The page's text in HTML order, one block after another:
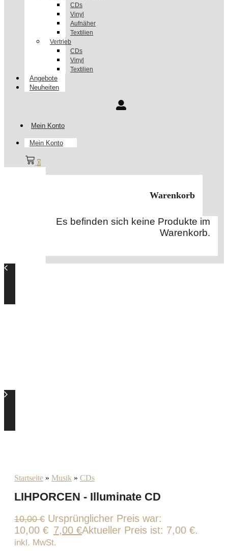
CDs
Vinyl
Aufnäher
Textilien
Vertrieb
CDs
Vinyl
Textilien
Angebote
Neuheiten
Mein Konto
Mein Konto
0
Warenkorb
Es befinden sich keine Produkte im
Warenkorb.
Startseite » Musik » CDs
LIHPORCEN - Illuminate CD
10,00€ Ursprünglicher Preis war:
10,00 € 7,00 €Aktueller Preis ist: 7,00 €.
inkl. MwSt.